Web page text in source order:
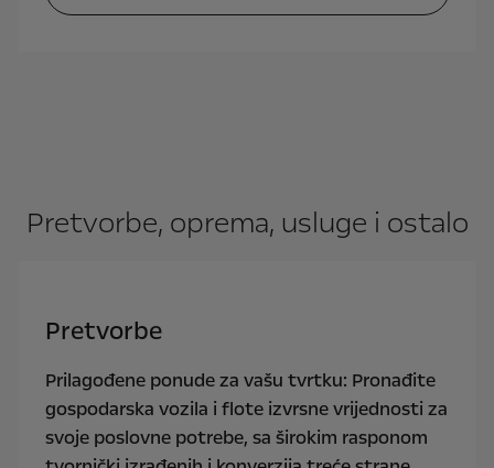
Pretvorbe, oprema, usluge i ostalo
Pretvorbe
Prilagođene ponude za vašu tvrtku: Pronađite
gospodarska vozila i flote izvrsne vrijednosti za
svoje poslovne potrebe, sa širokim rasponom